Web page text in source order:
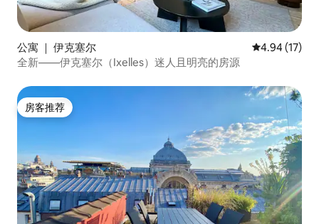
公寓 ｜ 伊克塞尔 平均评分
4.94 (17)
全新——伊克塞尔（Ixelles）迷人且明亮的房源
房客推荐
房客推荐